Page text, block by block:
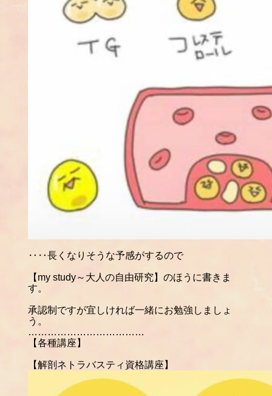
‥‥長くなりそうな予感がするので
【 my study～大人の自由研究 】のほうに書きま
す。
承認制ですが宜しければ一緒にお勉強しましょ
う。
………………………………
【各種講座】
【解剖ネトラバスティ資格講座】